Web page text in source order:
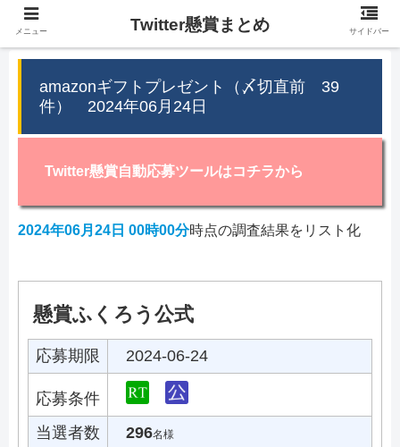
amazonギフトプレゼント（〆切直前 39
件） 2024年06月24日
Twitter懸賞自動応募ツールはコチラから
2024年06月24日 00時00分時点の調査結果をリスト化
懸賞ふくろう公式
応募期限 2024-06-24
応募条件
当選者数
296名様
メニュー Twitter懸賞まとめ サイドバー